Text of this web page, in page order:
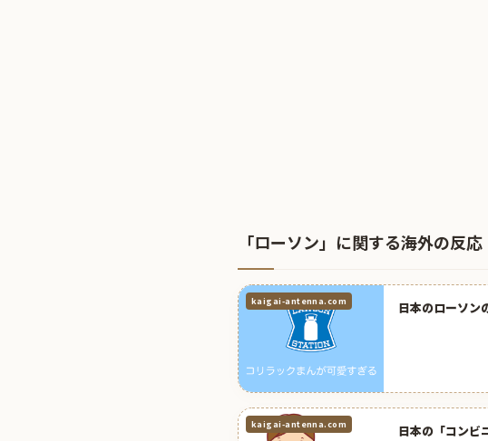
「ローソン」に関する海外の反応
kaigai-antenna.com 日本のローソン
kaigai-antenna.com 日本の「コンビ